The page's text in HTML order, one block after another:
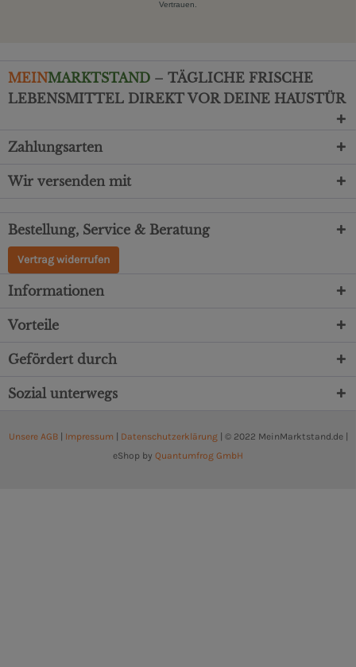
Vertrauen.
MEINMARKTSTAND – TÄGLICHE FRISCHE
LEBENSMITTEL DIREKT VOR DEINE HAUSTÜR
Zahlungsarten
Wir versenden mit
Bestellung, Service & Beratung
Vertrag widerrufen
Informationen
Vorteile
Gefördert durch
Sozial unterwegs
Unsere AGB| Impressum Datenschutzerklärung| © 2022 MeinMarktstand.de |
eShop by Quantumfrog GmbH